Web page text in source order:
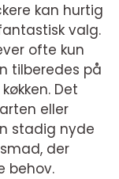
kan hurtig
valg.
ofte kun
tilberedes på
Det
eller
stadig nyde
der
behov.